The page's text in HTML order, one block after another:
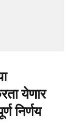
येणार
निर्णय